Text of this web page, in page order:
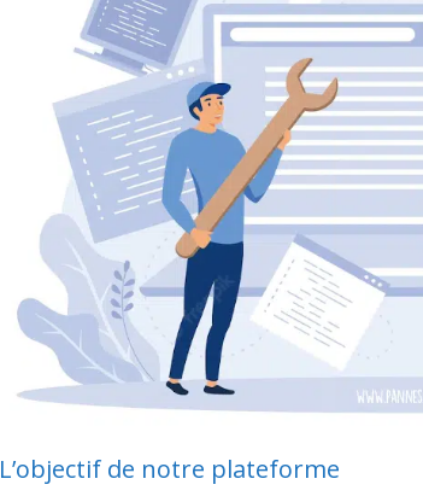
L’objectif de notre plateforme